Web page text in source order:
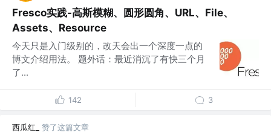
Fresco实践-高斯模糊、圆形圆角、URL、File、
Assets、Resource
今天只是入门级别的，改天会出一个深度一点的
博文介绍用法。 题外话：最近消沉了有快三个月
了...
142 3
西瓜红_ 赞了这篇文章